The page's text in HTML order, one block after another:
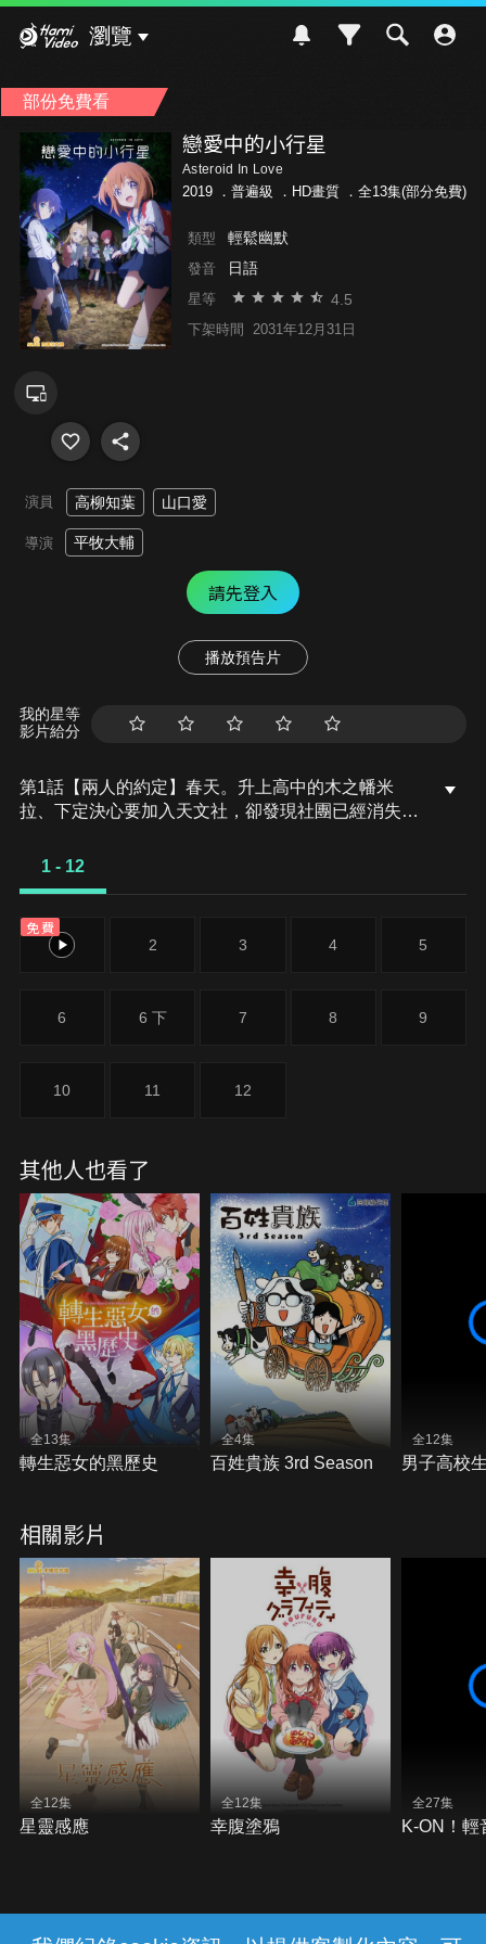
瀏覽
部份免費看
戀愛中的小行星
Asteroid In Love
2019 ． 普遍級 ．HD畫質 ．全13集(部分免費)
類型 輕鬆幽默
發音 日語
星等 4.5
下架時間 2031年12月31日
演員 高柳知葉 山口愛
導演 平牧大輔
請先登入
播放預告片
我的星等
影片給分
第1話【兩人的約定】春天。升上高中的木之幡米
拉、下定決心要加入天文社，卻發現社團已經消失而
約定，要「發現小行星」。聽說從今年開始「天文
1人……。
1 - 12
免費
1 2 3 4 5
6 6 下 7 8 9
10 11 12
其他人也看了
全13集
轉生惡女的黑歷史
全4集
百姓貴族 3rd Season
全12集
男子高校
相關影片
全12集
星靈感應
全12集
幸腹塗鴉
全27集
K-ON！輕